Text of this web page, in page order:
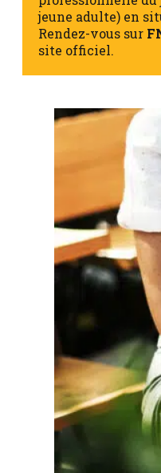
jeune adulte) en
Rendez-vous sur
site officiel.